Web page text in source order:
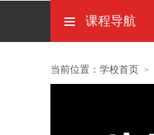
课程导航
当前位置：学校首页 >